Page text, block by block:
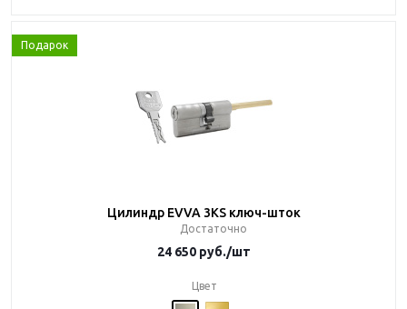
Подарок
Цилиндр EVVA 3KS ключ-шток
Достаточно
24 650 руб./шт
Цвет